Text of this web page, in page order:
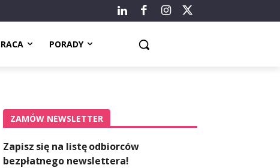
PORADY
ZAMÓW NEWSLETTER
Zapisz się na listę odbiorców
bezpłatnego newslettera!